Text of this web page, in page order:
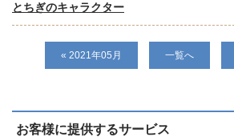
採用TOP
とちぎのキャラクター
« 2021年05月 一覧へ
お客様に提供するサービス